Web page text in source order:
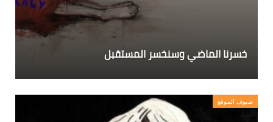
خسرنا الماضي وسنخسر المستقبل
ضيوف الموقع